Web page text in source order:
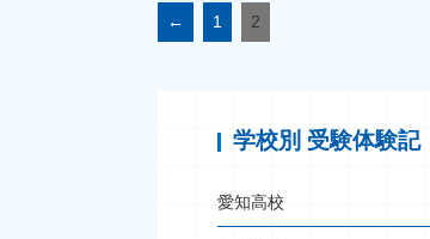
← 1 2
学校別 受験体験記
愛知高校